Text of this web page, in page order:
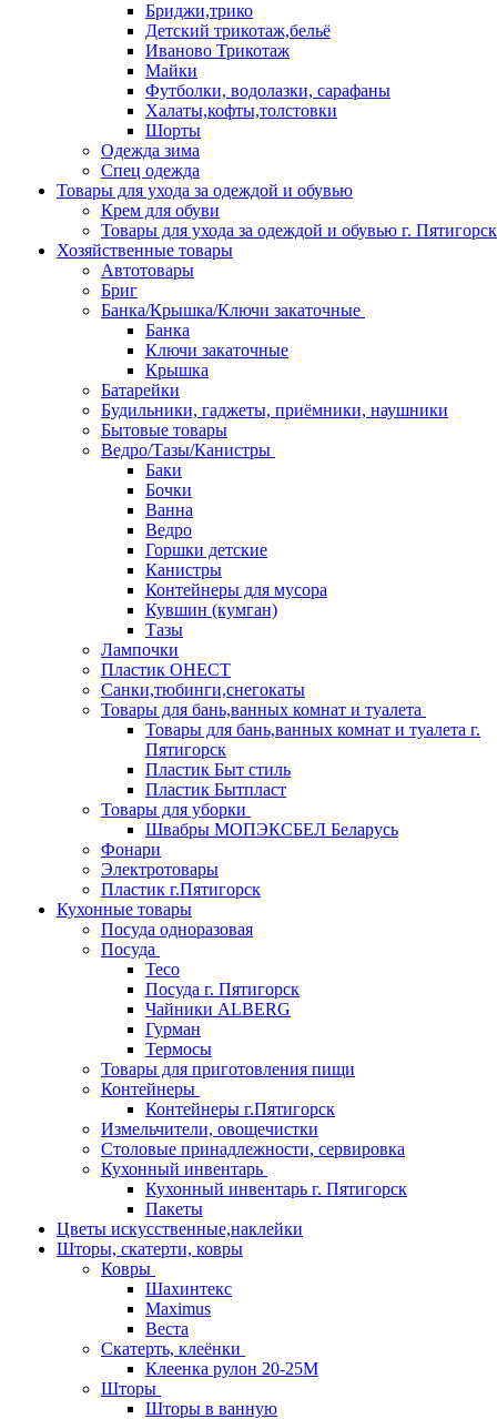
Бриджи,трико
Детский трикотаж,бельё
Иваново Трикотаж
Майки
Футболки, водолазки, сарафаны
Халаты,кофты,толстовки
Шорты
Одежда зима
Спец одежда
Товары для ухода за одеждой и обувью
Крем для обуви
Товары для ухода за одеждой и обувью г. Пятигорск
Хозяйственные товары
Автотовары
Бриг
Банка/Крышка/Ключи закаточные
Банка
Ключи закаточные
Крышка
Батарейки
Будильники, гаджеты, приёмники, наушники
Бытовые товары
Ведро/Тазы/Канистры
Баки
Бочки
Ванна
Ведро
Горшки детские
Канистры
Контейнеры для мусора
Кувшин (кумган)
Тазы
Лампочки
Пластик ОНЕСТ
Санки,тюбинги,снегокаты
Товары для бань,ванных комнат и туалета
Товары для бань,ванных комнат и туалета г.
Пятигорск
Пластик Быт стиль
Пластик Бытпласт
Товары для уборки
Швабры МОПЭКСБЕЛ Беларусь
Фонари
Электротовары
Пластик г.Пятигорск
Кухонные товары
Посуда одноразовая
Посуда
Teco
Посуда г. Пятигорск
Чайники ALBERG
Гурман
Термосы
Товары для приготовления пищи
Контейнеры
Контейнеры г.Пятигорск
Измельчители, овощечистки
Столовые принадлежности, сервировка
Кухонный инвентарь
Кухонный инвентарь г. Пятигорск
Пакеты
Цветы искусственные,наклейки
Шторы, скатерти, ковры
Ковры
Шахинтекс
Maximus
Веста
Скатерть, клеёнки
Клеенка рулон 20-25М
Шторы
Шторы в ванную